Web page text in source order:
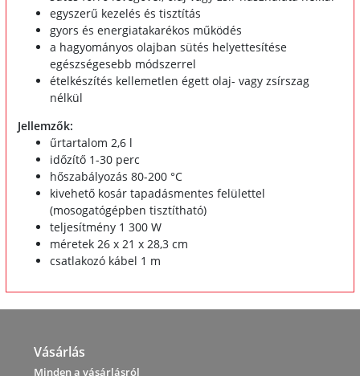
egyszerű kezelés és tisztítás
gyors és energiatakarékos működés
a hagyományos olajban sütés helyettesítése
egészségesebb módszerrel
ételkészítés kellemetlen égett olaj- vagy zsírszag
nélkül
Jellemzők:
űrtartalom 2,6 l
időzítő 1-30 perc
hőszabályozás 80-200 °C
kivehető kosár tapadásmentes felülettel
(mosogatógépben tisztítható)
teljesítmény 1 300 W
méretek 26 x 21 x 28,3 cm
csatlakozó kábel 1 m
Vásárlás
Minden a vásárlásról